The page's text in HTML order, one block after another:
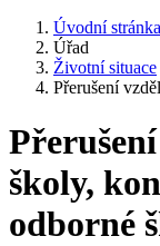
Úvodní stránka
Úřad
Životní situace
Přerušení
školy,
odborné